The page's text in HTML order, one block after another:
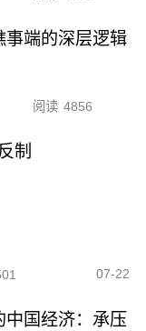
事端的深层逻辑
阅读 4856
制
07-22
中国经济：承压